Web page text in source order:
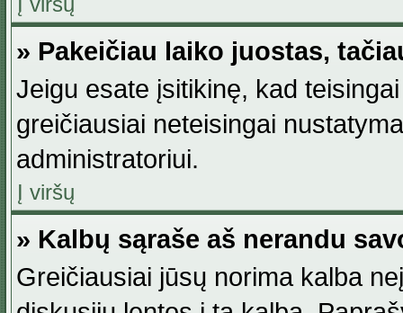
» Pakeičiau laiko juostas,
Jeigu esate įsitikinę, kad
greičiausiai neteisingai
administratoriui.
Į viršų
» Kalbų sąraše aš nerandu
Greičiausiai jūsų norima kalba